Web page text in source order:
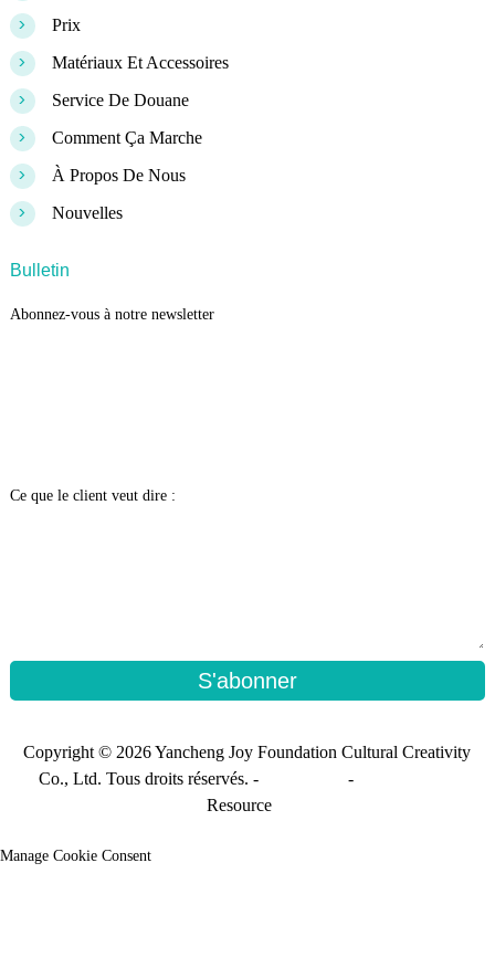
> Prix
> Matériaux Et Accessoires
> Service De Douane
> Comment Ça Marche
> À Propos De Nous
> Nouvelles
Bulletin
Abonnez-vous à notre newsletter
Ce que le client veut dire :
S'abonner
Copyright © 2026 Yancheng Joy Foundation Cultural Creativity
Co., Ltd. Tous droits réservés. -
-
Resource
Manage Cookie Consent